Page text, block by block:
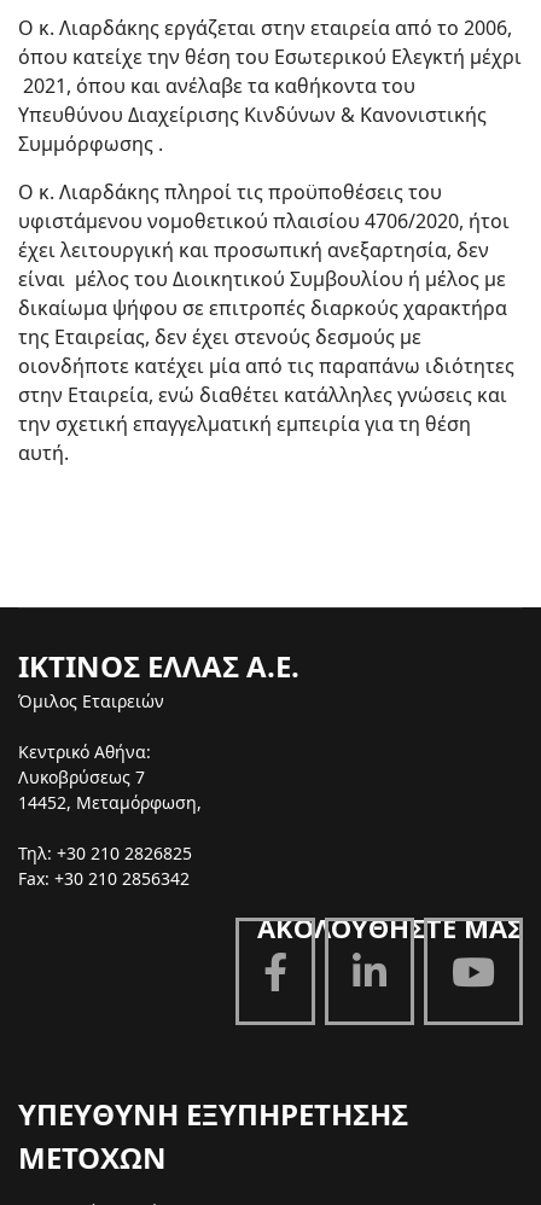
Ο κ. Λιαρδάκης εργάζεται στην εταιρεία από το 2006,
όπου κατείχε την θέση του Εσωτερικού Ελεγκτή μέχρι
2021, όπου και ανέλαβε τα καθήκοντα του
Υπευθύνου Διαχείρισης Κινδύνων & Κανονιστικής
Συμμόρφωσης .
Ο κ. Λιαρδάκης πληροί τις προϋποθέσεις του
υφιστάμενου νομοθετικού πλαισίου 4706/2020, ήτοι
έχει λειτουργική και προσωπική ανεξαρτησία, δεν
είναι μέλος του Διοικητικού Συμβουλίου ή μέλος με
δικαίωμα ψήφου σε επιτροπές διαρκούς χαρακτήρα
της Εταιρείας, δεν έχει στενούς δεσμούς με
οιονδήποτε κατέχει μία από τις παραπάνω ιδιότητες
στην Εταιρεία, ενώ διαθέτει κατάλληλες γνώσεις και
την σχετική επαγγελματική εμπειρία για τη θέση
αυτή.
ΙΚΤΙΝΟΣ ΕΛΛΑΣ Α.Ε.
Όμιλος Εταιρειών
Κεντρικό Αθήνα:
Λυκοβρύσεως 7
14452, Μεταμόρφωση,
Τηλ: +30 210 2826825
Fax: +30 210 2856342
ΑΚΟΛΟΥΘΗΣΤΕ ΜΑΣ
ΥΠΕΥΘΥΝΗ ΕΞΥΠΗΡΕΤΗΣΗΣ
ΜΕΤΟΧΩΝ